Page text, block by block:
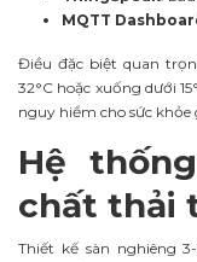
MQTT
Điều đặc biệt quan
32°C hoặc xuống dưới
nguy hiểm cho sức khỏe
Hệ
chất thải
Thiết kế sàn nghiêng